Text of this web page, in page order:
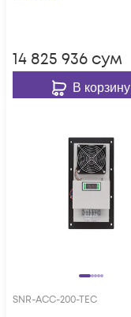
переменного тока
14 825 936 сум
В корзину
SNR-ACC-200-TEC